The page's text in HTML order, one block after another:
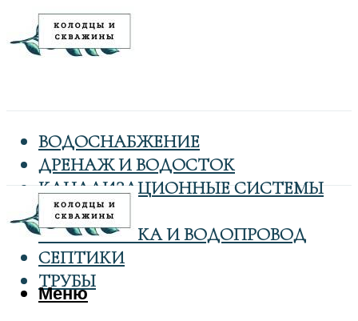
ВОДОСНАБЖЕНИЕ
ДРЕНАЖ И ВОДОСТОК
КАНАЛИЗАЦИОННЫЕ СИСТЕМЫ
КОЛОДЦЫ
САНТЕХНИКА И ВОДОПРОВОД
СЕПТИКИ
ТРУБЫ
Меню